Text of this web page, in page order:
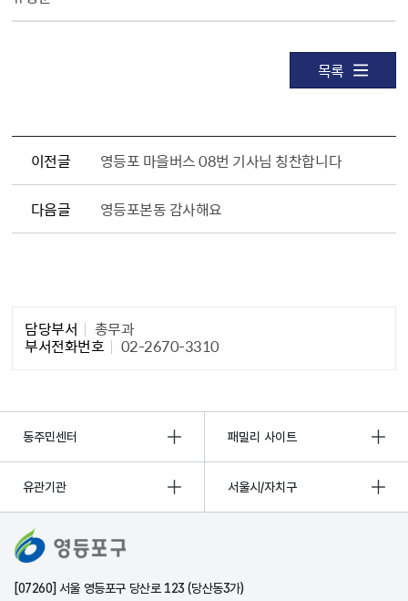
목록
이전글 영등포 마을버스 08번 기사님 칭찬합니다
다음글 영등포본동 감사해요
담당부서 총무과
부서전화번호 02-2670-3310
동주민센터 패밀리 사이트
유관기관 서울시/자치구
[07260] 서울 영등포구 당산로 123 (당산동3가)